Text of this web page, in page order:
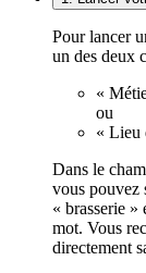
Pour lancer
un des deux
«
ou
« Lieu
Dans le
vous pouvez
« brasserie »
mot. Vous
directement